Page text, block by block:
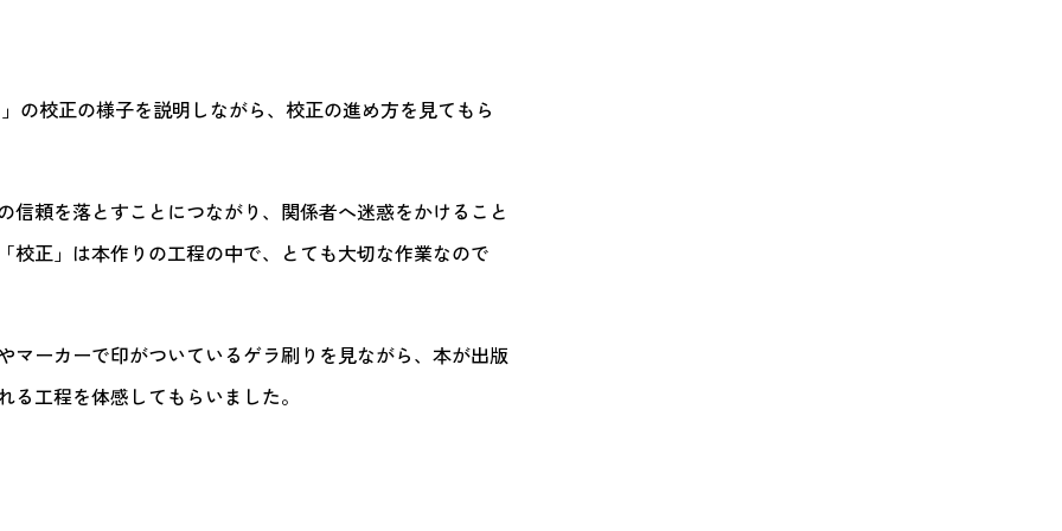
の校正の様子を説明しながら、校正の進め方を見てもら
信頼を落とすことにつながり、関係者へ迷惑をかけること
校正」は本作りの工程の中で、とても大切な作業なので
マーカーで印がついているゲラ刷りを見ながら、本が出版
工程を体感してもらいました。